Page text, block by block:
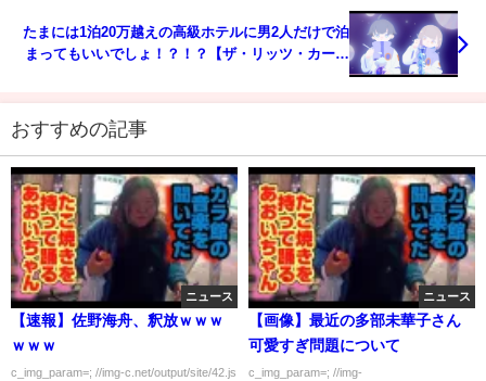
たまには1泊20万越えの高級ホテルに男2人だけで泊
まってもいいでしょ！？！？【ザ・リッツ・カール
おすすめの記事
ニュース
【速報】佐野海舟、釈放ｗｗｗ
ｗｗｗ
c_img_param=; //img-c.net/output/site/42.js
ニュース
【画像】最近の多部未華子さん
可愛すぎ問題について
c_img_param=; //img-